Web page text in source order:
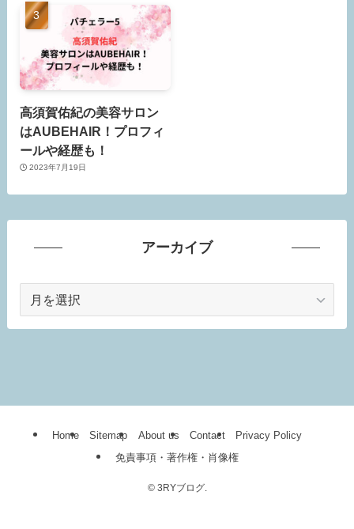
高須賀佑紀の美容サロン
はAUBEHAIR！プロフィ
ールや経歴も！
2023年7月19日
アーカイブ
カ
Home Sitemap About us Contact
Privacy Policy
免責事項・著作権・肖像権
©3RYブログ.